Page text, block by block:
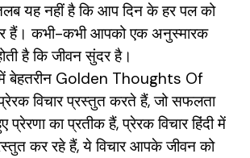
यह नहीं है कि आप दिन के हर पल को
हैं। कभी-कभी आपको एक अनुस्मारक
है कि जीवन सुंदर है।
में बेहतरीन Golden Thoughts Of
विचार प्रस्तुत करते हैं, जो सफलता
का प्रतीक हैं, प्रेरक विचार हिंदी में
कर रहे हैं, ये विचार आपके जीवन को